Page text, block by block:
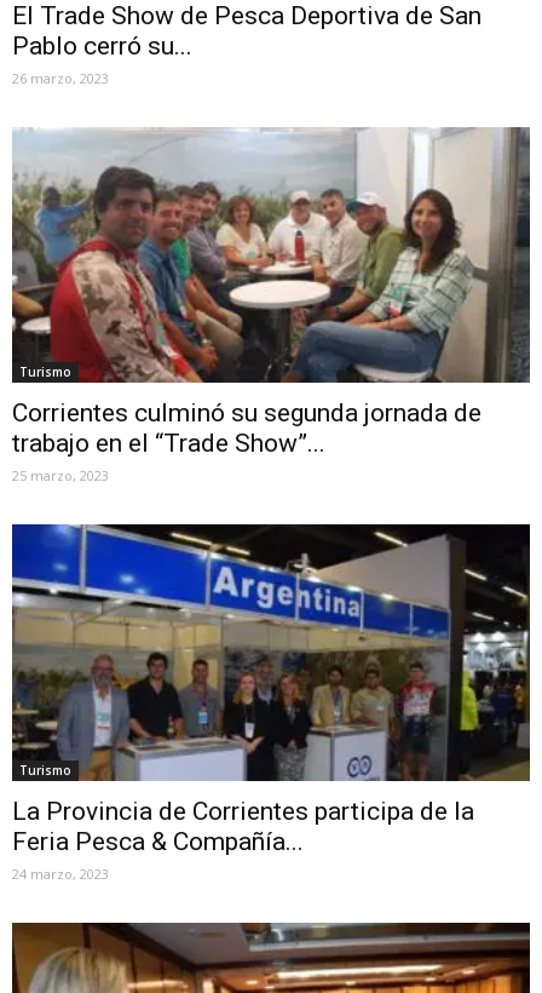
El Trade Show de Pesca Deportiva de San
Pablo cerró su...
26 marzo, 2023
Turismo
Corrientes culminó su segunda jornada de
trabajo en el “Trade Show”...
25 marzo, 2023
Turismo
La Provincia de Corrientes participa de la
Feria Pesca & Compañía...
24 marzo, 2023